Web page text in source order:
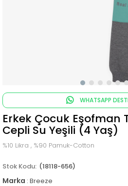
WHATSAPP
Erkek Çocuk Eşofman
Cepli Su Yeşili (4 Yaş)
%10 Likra , %90 Pamuk-Cotton
(18118-656)
Marka : Breeze